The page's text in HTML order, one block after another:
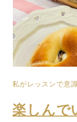
私がレッスンで意
楽しんで